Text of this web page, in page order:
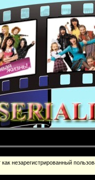
незарегистрированный